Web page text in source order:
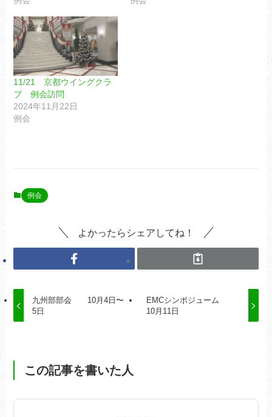
11/21 京都ウイングクラ
ブ 例会訪問
2024年11月22日
例会
例会
よかったらシェアしてね！
九州部部会 10月4日〜
5日
EMCシンポジューム
10月11日
この記事を書いた人